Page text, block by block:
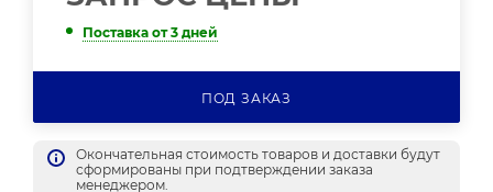
Поставка от 3 дней
ПОД ЗАКАЗ
Окончательная стоимость товаров и доставки будут
сформированы при подтверждении заказа
менеджером.